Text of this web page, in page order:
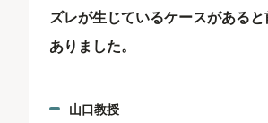
ズレが生じているケースがある
ありました。
山口教授